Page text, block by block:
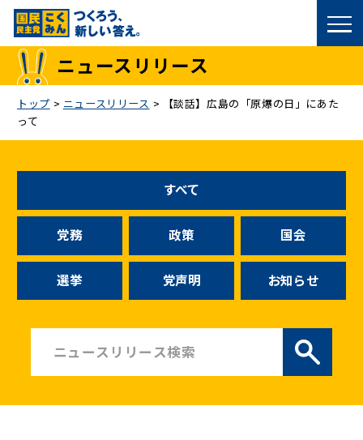
国民民主党トップ
議員
候補者公募
こくみん政治塾
お問い合わせ
ニュースリリース
ニュースリリース
トップ > ニュースリリース >
【談話】広島の「原爆の日」にあた
って
すべて
党務 政策 国会
選挙 党声明 お知らせ